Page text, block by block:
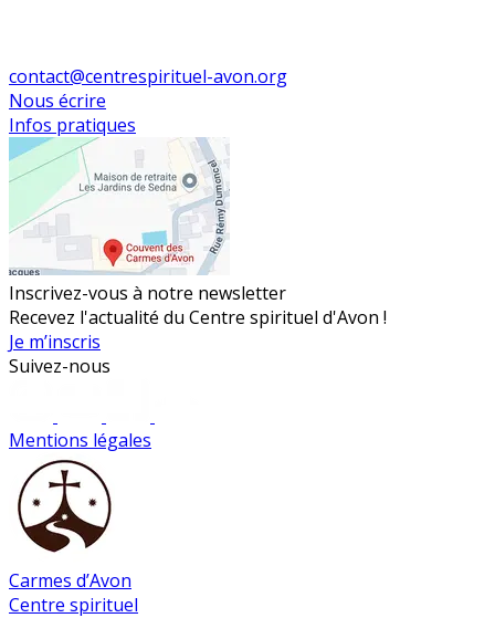
contact@centrespirituel-avon.org
Nous écrire
Infos pratiques
Inscrivez-vous à notre newsletter
Recevez l'actualité du Centre spirituel d'Avon !
Je m’inscris
Suivez-nous
Mentions légales
Carmes d’Avon
Centre spirituel